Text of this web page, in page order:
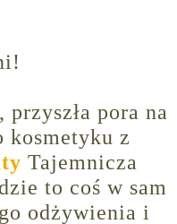
pora na
kosmetyku z
Tajemnicza
to coś w sam
odżywienia i